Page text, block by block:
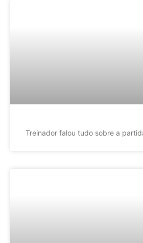
Treinador falou tudo sobre a